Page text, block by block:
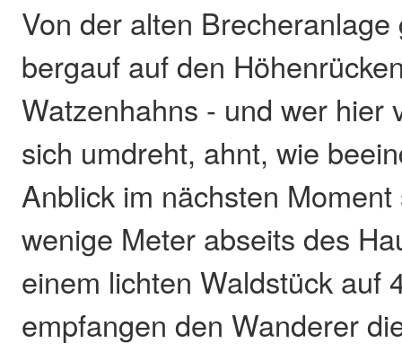
Von der alten
bergauf auf den
Watzenhahns - und wer hier
sich umdreht, ahnt, wie
Anblick im nächsten
wenige Meter abseits des
einem lichten Waldstück auf
empfangen den Wanderer